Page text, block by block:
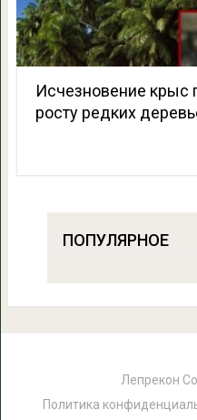
Исчезновение крыс
росту редких
ПОПУЛЯРНОЕ
Лепрекон
Политика